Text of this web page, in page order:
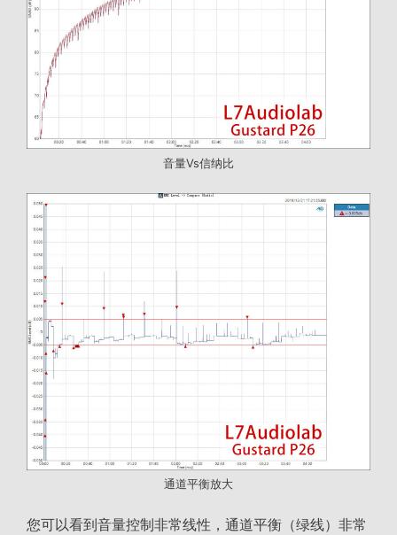
音量Vs信纳比
通道平衡放大
您可以看到音量控制非常线性，通道平衡（绿线）非常